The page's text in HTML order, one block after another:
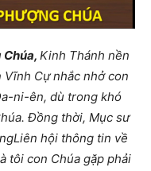
Kinh Thánh nền
Cự nhắc nhở con
ni-ên, dù trong khó
Đồng thời, Mục sư
hội thông tin về
tôi con Chúa gặp phải